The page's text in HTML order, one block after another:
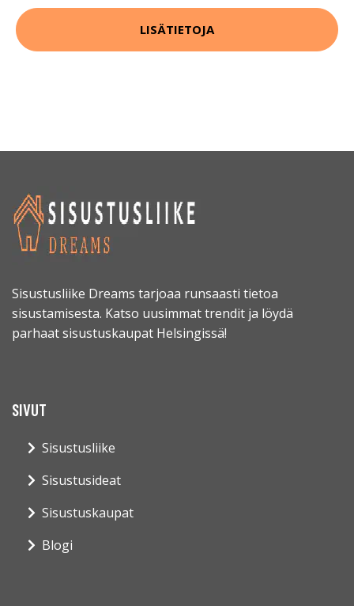
LISÄTIETOJA
Sisustusliike Dreams tarjoaa runsaasti tietoa
sisustamisesta. Katso uusimmat trendit ja löydä
parhaat sisustuskaupat Helsingissä!
SIVUT
Sisustusliike
Sisustusideat
Sisustuskaupat
Blogi